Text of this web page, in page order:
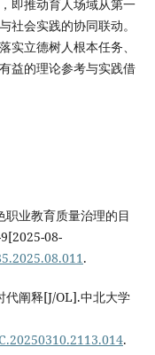
即推动育人场域从第一
社会实践的协同联动。
实立德树人根本任务、
益的理论参考与实践借
业教育质量治理的目
08-
.
代阐释[J/OL].中北大学
.